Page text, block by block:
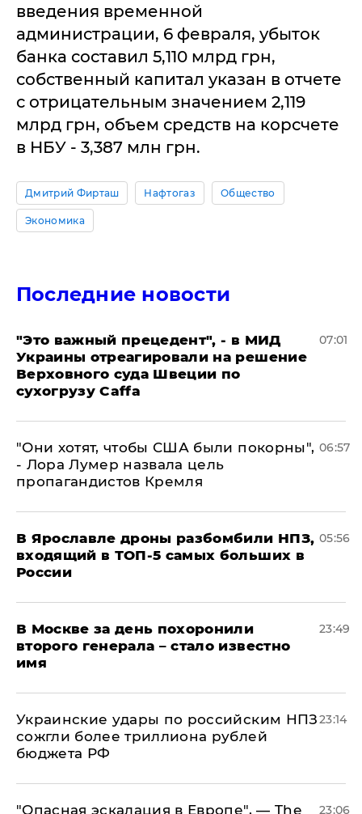
введения временной
администрации, 6 февраля, убыток
банка составил 5,110 млрд грн,
собственный капитал указан в отчете
с отрицательным значением 2,119
млрд грн, объем средств на корсчете
в НБУ - 3,387 млн грн.
Дмитрий Фирташ Нафтогаз Общество
Экономика
Последние новости
"Это важный прецедент", - в МИД
Украины отреагировали на решение
Верховного суда Швеции по
сухогрузу Caffa
07:01
"Они хотят, чтобы США были покорны",
- Лора Лумер назвала цель
пропагандистов Кремля
06:57
В Ярославле дроны разбомбили НПЗ,
входящий в ТОП-5 самых больших в
России
05:56
В Москве за день похоронили
второго генерала – стало известно
имя
23:49
Украинские удары по российским НПЗ
сожгли более триллиона рублей
бюджета РФ
23:14
"Опасная эскалация в Европе", — The 23:06